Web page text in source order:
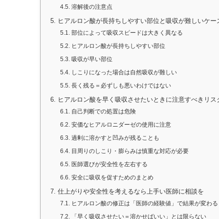
4.5. 溶解後の注意点
5. ヒアルロン酸が長持ちしやすい部位と吸収が難しいケー
5.1.
部位によって吸収スピードは大きく異なる
5.2.
ヒアルロン酸が長持ちしやすい部位
5.3. 吸収が早い部位
5.4. しこりになった場合は自然吸収が難しい
5.5. 長く残る＝必ずしも悪いわけではない
6. ヒアルロン酸を早く吸収させたいときに注意すべきリス
6.1.
自己判断での処置は危険
6.2. 安価なヒアルロニダーゼの使用に注意
6.3. 過剰に溶かすと凹みが残ることも
6.4. 目周りのしこり・膨らみは慎重な対応が必要
6.5. 医師選びが安全性を左右する
6.6. 安全に吸収を促すためのまとめ
7. 仕上がりや安全性を考えるなら上手い医師に相談を
7.1.
ヒアルロン酸の修正は「医師の経験値」で結果が変わる
7.2.
「早く吸収させたい＝溶かせばいい」とは限らない